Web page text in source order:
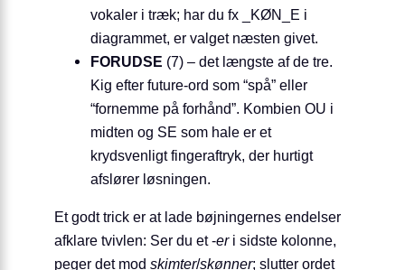
vokaler i træk; har du fx _KØN_E i
diagrammet, er valget næsten givet.
FORUDSE (7) – det længste af de tre.
Kig efter future-ord som “spå” eller
“fornemme på forhånd”. Kombien OU i
midten og SE som hale er et
krydsvenligt fingeraftryk, der hurtigt
afslører løsningen.
Et godt trick er at lade bøjningernes endelser
afklare tvivlen: Ser du et ‑eri sidste kolonne,
peger det mod skimter/skønner; slutter ordet